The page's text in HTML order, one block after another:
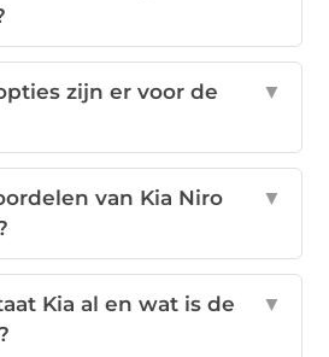
zijn er voor de
▼
van Kia Niro
▼
Kia al en wat is de
▼